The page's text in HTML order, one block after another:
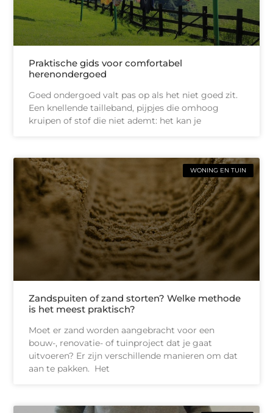
Praktische gids voor comfortabel
herenondergoed
Goed ondergoed valt pas op als het niet goed zit.
Een knellende tailleband, pijpjes die omhoog
kruipen of stof die niet ademt: het kan je
WONING EN TUIN
Zandspuiten of zand storten? Welke methode
is het meest praktisch?
Moet er zand worden aangebracht voor een
bouw-, renovatie- of tuinproject dat je gaat
uitvoeren? Er zijn verschillende manieren om dat
aan te pakken. Het